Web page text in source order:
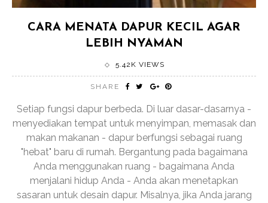
CARA MENATA DAPUR KECIL AGAR
LEBIH NYAMAN
5.42K VIEWS
SHARE
Setiap fungsi dapur berbeda. Di luar dasar-dasarnya -
menyediakan tempat untuk menyimpan, memasak dan
makan makanan - dapur berfungsi sebagai ruang
"hebat" baru di rumah. Bergantung pada bagaimana
Anda menggunakan ruang - bagaimana Anda
menjalani hidup Anda - Anda akan menetapkan
sasaran untuk desain dapur. Misalnya, jika Anda jarang